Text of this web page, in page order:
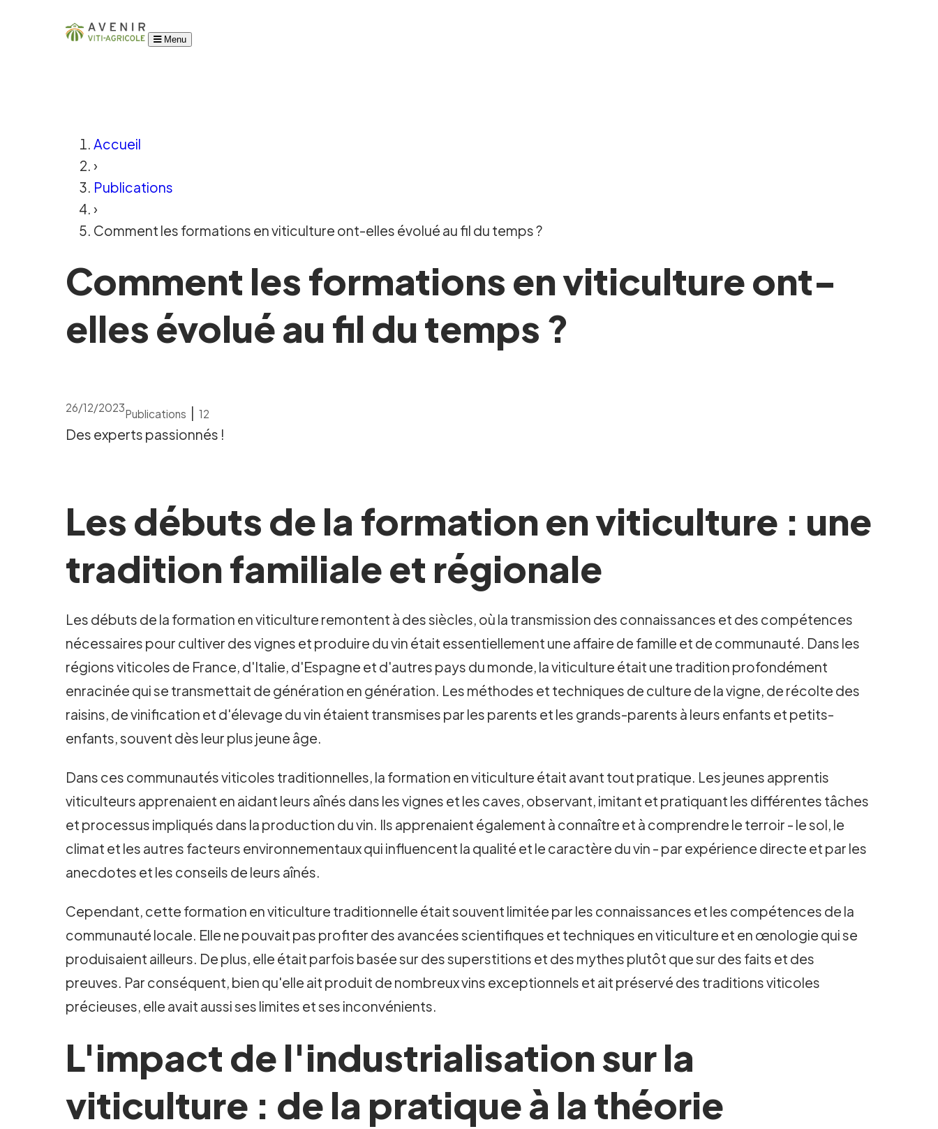
Menu
Accueil
›
Publications
›
Comment les formations en viticulture ont-elles évolué au fil du temps ?
Comment les formations en viticulture ont-
elles évolué au fil du temps ?
26/12/2023Publications |12
Des experts passionnés !
Les débuts de la formation en viticulture : une
tradition familiale et régionale
Les débuts de la formation en viticulture remontent à des siècles, où la transmission des connaissances et des compétences
nécessaires pour cultiver des vignes et produire du vin était essentiellement une affaire de famille et de communauté. Dans les
régions viticoles de France, d'Italie, d'Espagne et d'autres pays du monde, la viticulture était une tradition profondément
enracinée qui se transmettait de génération en génération. Les méthodes et techniques de culture de la vigne, de récolte des
raisins, de vinification et d'élevage du vin étaient transmises par les parents et les grands-parents à leurs enfants et petits-
enfants, souvent dès leur plus jeune âge.
Dans ces communautés viticoles traditionnelles, la formation en viticulture était avant tout pratique. Les jeunes apprentis
viticulteurs apprenaient en aidant leurs aînés dans les vignes et les caves, observant, imitant et pratiquant les différentes tâches
et processus impliqués dans la production du vin. Ils apprenaient également à connaître et à comprendre le terroir - le sol, le
climat et les autres facteurs environnementaux qui influencent la qualité et le caractère du vin - par expérience directe et par les
anecdotes et les conseils de leurs aînés.
Cependant, cette formation en viticulture traditionnelle était souvent limitée par les connaissances et les compétences de la
communauté locale. Elle ne pouvait pas profiter des avancées scientifiques et techniques en viticulture et en œnologie qui se
produisaient ailleurs. De plus, elle était parfois basée sur des superstitions et des mythes plutôt que sur des faits et des
preuves. Par conséquent, bien qu'elle ait produit de nombreux vins exceptionnels et ait préservé des traditions viticoles
précieuses, elle avait aussi ses limites et ses inconvénients.
L'impact de l'industrialisation sur la
viticulture : de la pratique à la théorie